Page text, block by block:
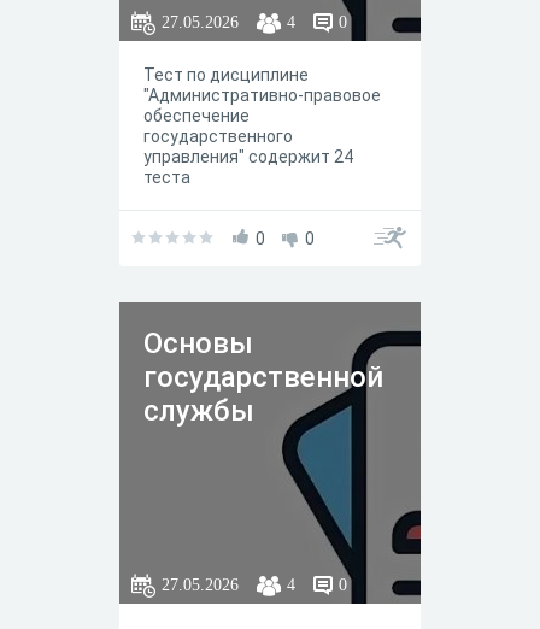
27.05.2026 4 0
Тест по дисциплине
"Административно-правовое
обеспечение
государственного
управления" содержит 24
теста
0 0
Основы
государственной
службы
27.05.2026 4 0